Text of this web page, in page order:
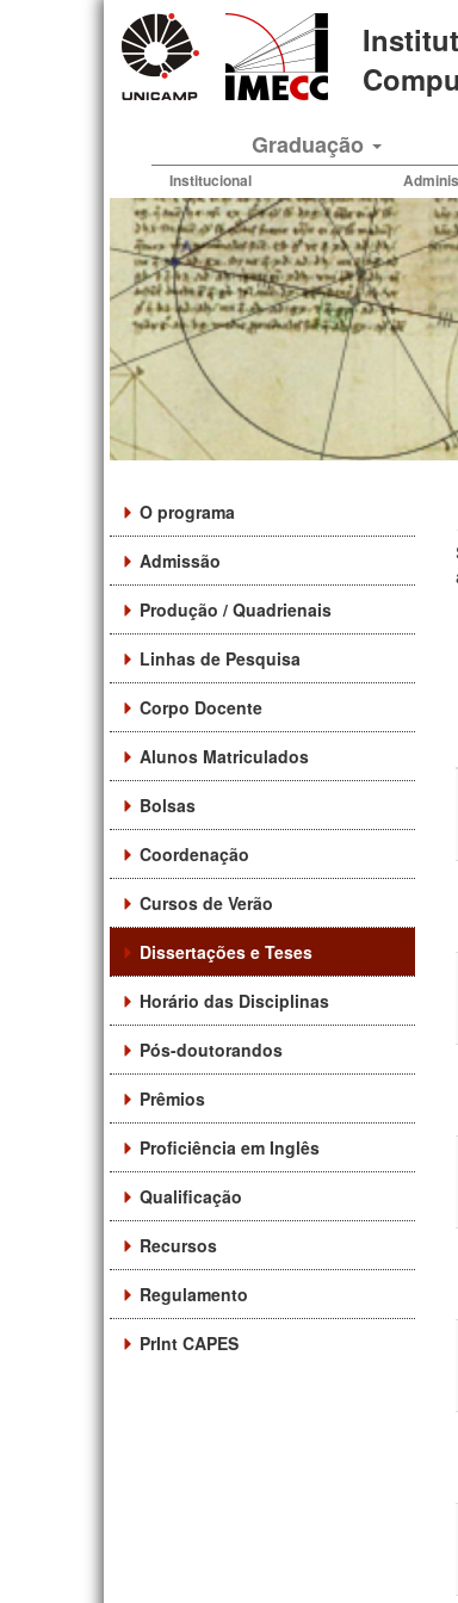
Graduação
Institucional
O programa
Admissão
Produção / Quadrienais
Linhas de Pesquisa
Corpo Docente
Alunos Matriculados
Bolsas
Coordenação
Cursos de Verão
Dissertações e Teses
Horário das Disciplinas
Pós-doutorandos
Prêmios
Proficiência em Inglês
Qualificação
Recursos
Regulamento
PrInt CAPES